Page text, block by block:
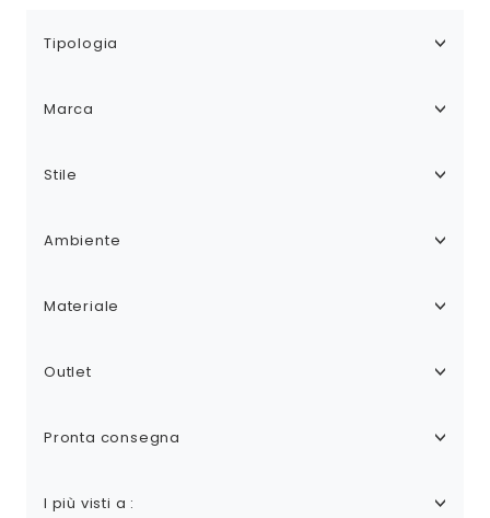
Tipologia
Marca
Stile
Ambiente
Materiale
Outlet
Pronta consegna
I più visti a :